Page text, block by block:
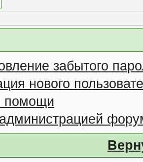
забытого
нового
помощи